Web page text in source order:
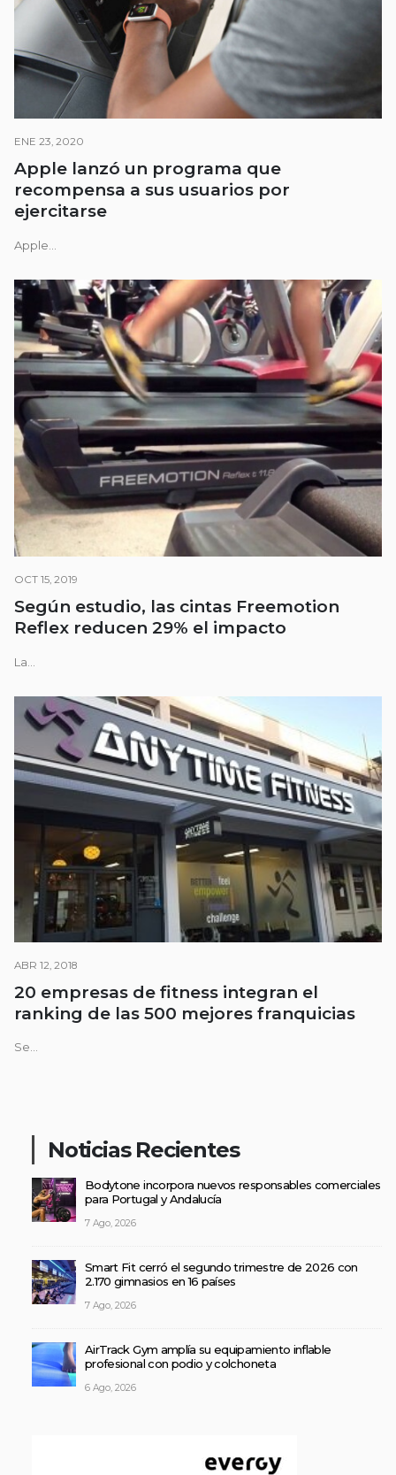
ENE 23, 2020
Apple lanzó un programa que
recompensa a sus usuarios por
ejercitarse
Apple...
OCT 15, 2019
Según estudio, las cintas Freemotion
Reflex reducen 29% el impacto
La...
ABR 12, 2018
20 empresas de fitness integran el
ranking de las 500 mejores franquicias
Se...
Noticias Recientes
Bodytone incorpora nuevos responsables comerciales
para Portugal y Andalucía
7 Ago, 2026
Smart Fit cerró el segundo trimestre de 2026 con
2.170 gimnasios en 16 países
7 Ago, 2026
AirTrack Gym amplía su equipamiento inflable
profesional con podio y colchoneta
6 Ago, 2026